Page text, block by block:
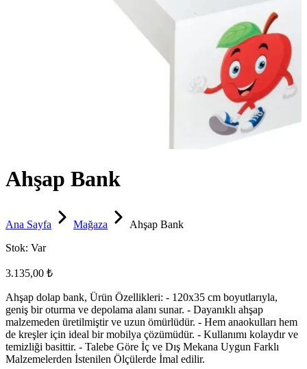
Ahşap Bank
Ana Sayfa Mağaza
Ahşap Bank
Stok: Var
3.135,00 ₺
Ahşap dolap bank, Ürün Özellikleri: - 120x35 cm boyutlarıyla,
geniş bir oturma ve depolama alanı sunar. - Dayanıklı ahşap
malzemeden üretilmiştir ve uzun ömürlüdür. - Hem anaokulları hem
de kreşler için ideal bir mobilya çözümüdür. - Kullanımı kolaydır ve
temizliği basittir. - Talebe Göre İç ve Dış Mekana Uygun Farklı
Malzemelerden İstenilen Ölçülerde İmal edilir.